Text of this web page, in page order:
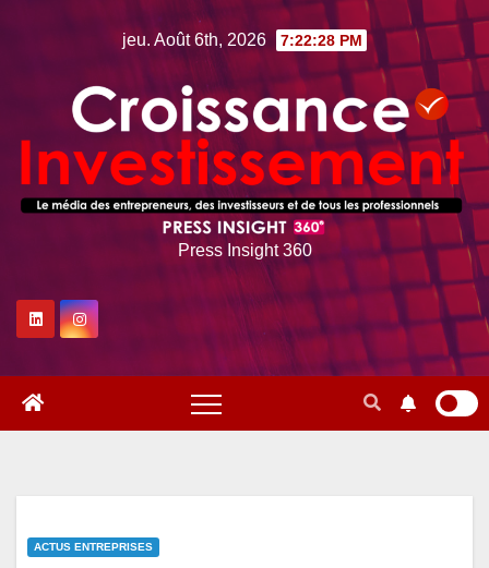
jeu. Août 6th, 2026 7:22:28 PM
Press Insight 360
ACTUS ENTREPRISES